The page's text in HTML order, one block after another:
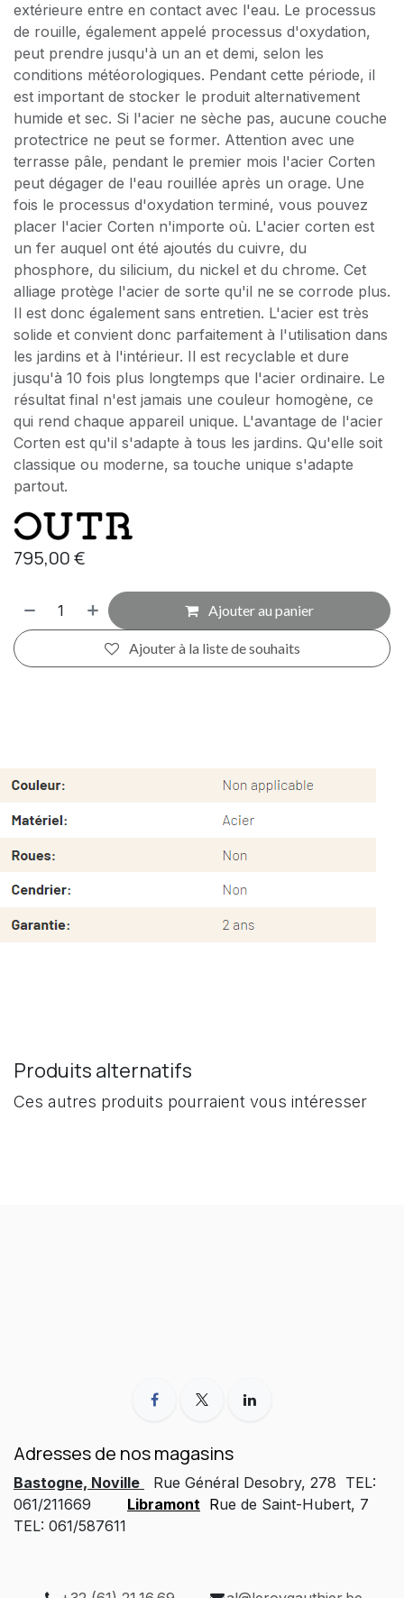
extérieure entre en contact avec l'eau. Le processus
de rouille, également appelé processus d'oxydation,
peut prendre jusqu'à un an et demi, selon les
conditions météorologiques. Pendant cette période, il
est important de stocker le produit alternativement
humide et sec. Si l'acier ne sèche pas, aucune couche
protectrice ne peut se former. Attention avec une
terrasse pâle, pendant le premier mois l'acier Corten
peut dégager de l'eau rouillée après un orage. Une
fois le processus d'oxydation terminé, vous pouvez
placer l'acier Corten n'importe où. L'acier corten est
un fer auquel ont été ajoutés du cuivre, du
phosphore, du silicium, du nickel et du chrome. Cet
alliage protège l'acier de sorte qu'il ne se corrode plus.
Il est donc également sans entretien. L'acier est très
solide et convient donc parfaitement à l'utilisation dans
les jardins et à l'intérieur. Il est recyclable et dure
jusqu'à 10 fois plus longtemps que l'acier ordinaire. Le
résultat final n'est jamais une couleur homogène, ce
qui rend chaque appareil unique. L'avantage de l'acier
Corten est qu'il s'adapte à tous les jardins. Qu'elle soit
classique ou moderne, sa touche unique s'adapte
partout.
795,00€
Ajouter au panier
Ajouter à la liste de souhaits
Produits alternatifs
Ces autres produits pourraient vous intéresser
Adresses de nos magasins
Bastogne, Noville
Rue Général Desobry, 278 TEL:
061/211669
Libramont Rue de Saint-Hubert, 7
TEL: 061/587611